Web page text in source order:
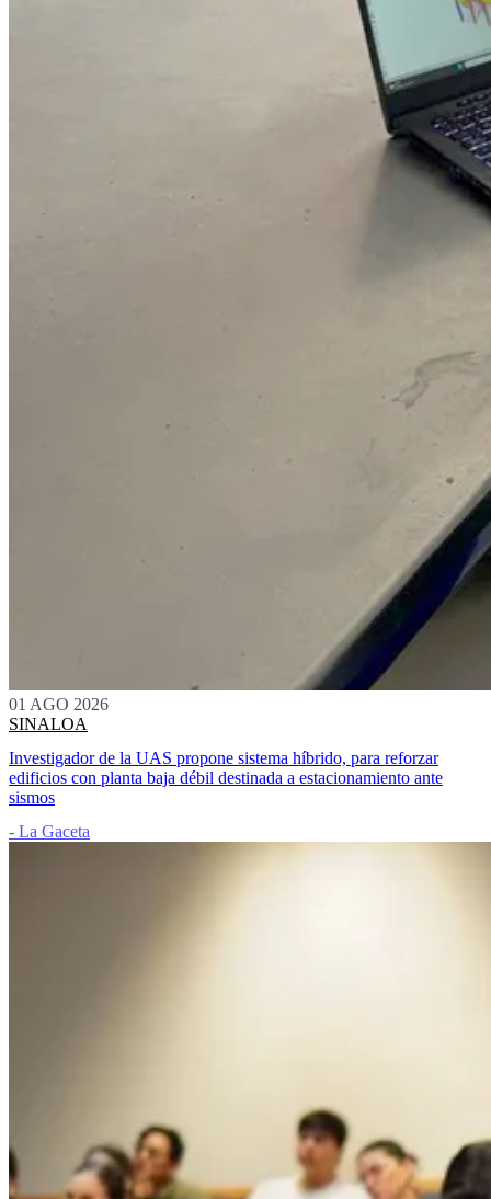
01 AGO 2026
SINALOA
Investigador de la UAS propone sistema híbrido, para reforzar
edificios con planta baja débil destinada a estacionamiento ante
sismos
- La Gaceta